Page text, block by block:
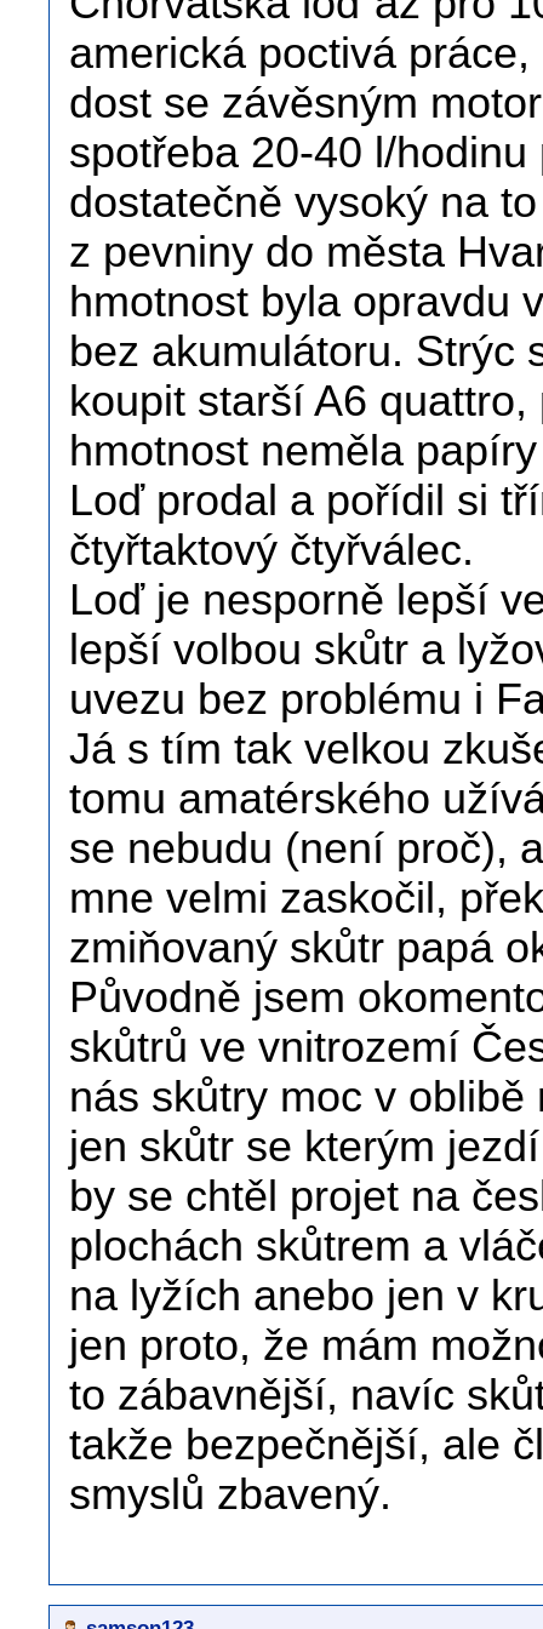
americká poctivá
dost se závěsným
spotřeba 20-40 l/
dostatečně vysoký na
z pevniny do města
hmotnost byla opravdu
bez akumulátoru. Strýc
koupit starší A6
hmotnost neměla
Loď prodal a pořídil si
čtyřtaktový čtyřválec.
Loď je nesporně lepší
lepší volbou skůtr a
uvezu bez problému i
Já s tím tak velkou
tomu amatérského
se nebudu (není proč),
mne velmi zaskočil,
zmiňovaný skůtr papá
Původně jsem
skůtrů ve vnitrozemí
nás skůtry moc v
jen skůtr se kterým
by se chtěl projet na
plochách skůtrem a
na lyžích anebo jen v
jen proto, že mám
to zábavnější, navíc
takže bezpečnější, ale
smyslů zbavený.